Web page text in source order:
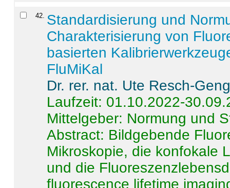
42. Standardisierung und
Charakterisierung von
basierten
FluMiKal
Dr. rer. nat. Ute Resch-
Laufzeit: 01.10.2022-
Mittelgeber: Normung und
Abstract: Bildgebende
Mikroskopie, die konfokale
und die
fluorescence lifetime